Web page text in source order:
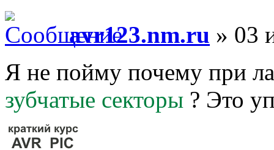
avr123.nm.ru » 03
Я не пойму почему при
зубчатые секторы ? Это